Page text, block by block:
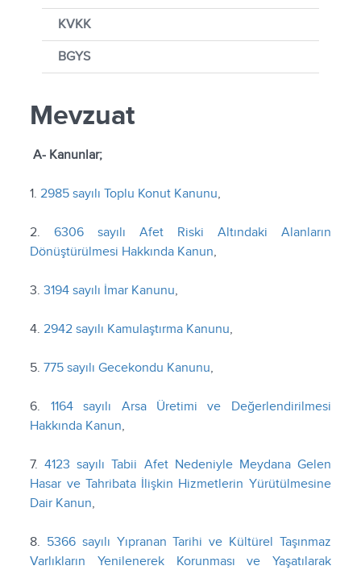
KVKK
BGYS
Mevzuat
A- Kanunlar;
1.2985 sayılı Toplu Konut Kanunu,
2.6306 sayılı Afet Riski Altındaki Alanların
Dönüştürülmesi Hakkında Kanun,
3.3194 sayılı İmar Kanunu,
4.2942 sayılı Kamulaştırma Kanunu,
5.775 sayılı Gecekondu Kanunu,
6. 1164 sayılı Arsa Üretimi ve Değerlendirilmesi
Hakkında Kanun,
7.4123 sayılı Tabii Afet Nedeniyle Meydana Gelen
Hasar ve Tahribata İlişkin Hizmetlerin Yürütülmesine
Dair Kanun,
8. 5366 sayılı Yıpranan Tarihi ve Kültürel Taşınmaz
Varlıkların Yenilenerek Korunması ve Yaşatılarak